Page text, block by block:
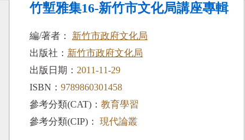
竹塹雅集16-新竹市文化局講座專輯
編/著者： 新竹市政府文化局
出版社： 新竹市政府文化局
出版日期： 2011-11-29
ISBN： 9789860301458
參考分類(CAT)： 教育學習
參考分類(CIP)：
現代論叢